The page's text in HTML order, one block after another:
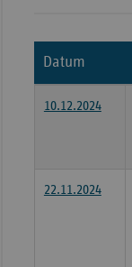
Datum
10.12.2024
22.11.2024